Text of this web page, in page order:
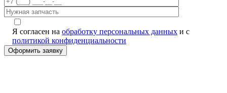
Я согласен на обработку персональных данных и с
политикой конфиденциальности